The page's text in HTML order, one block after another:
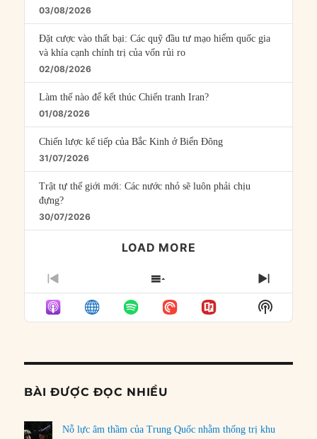
03/08/2026
Đặt cược vào thất bại: Các quỹ đầu tư mạo hiểm quốc gia
và khía cạnh chính trị của vốn rủi ro
02/08/2026
Làm thế nào để kết thúc Chiến tranh Iran?
01/08/2026
Chiến lược kế tiếp của Bắc Kinh ở Biển Đông
31/07/2026
Trật tự thế giới mới: Các nước nhỏ sẽ luôn phải chịu
đựng?
30/07/2026
LOAD MORE
PREVIOUS
EPISODE
SHOW
EPISODES
LIST
NEXT
Show
Podcast
BÀI ĐƯỢC ĐỌC NHIỀU
Nỗ lực âm thầm của Trung Quốc nhằm thống trị khu